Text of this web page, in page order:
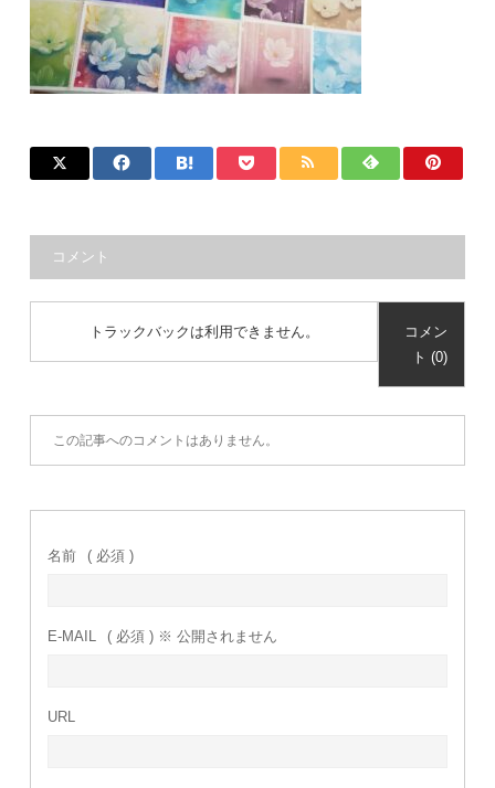
コメント
トラックバックは利用できません。
コメン
ト (0)
この記事へのコメントはありません。
名前 ( 必須 )
E-MAIL ( 必須 ) ※ 公開されません
URL